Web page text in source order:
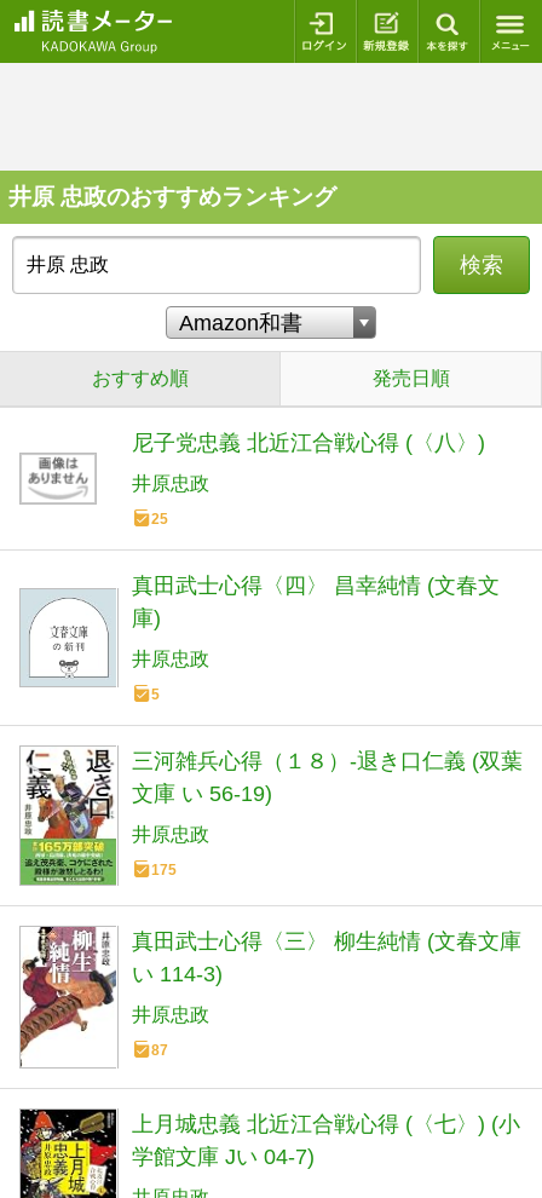
ログイン 新規登録
井原 忠政のおすすめランキング
検索
おすすめ順 発売日順
尼子党忠義 北近江合戦心得 (〈八〉)
井原忠政
25
真田武士心得〈四〉 昌幸純情 (文春文
庫)
井原忠政
5
三河雑兵心得（１８）-退き口仁義 (双葉
文庫 い 56-19)
井原忠政
175
真田武士心得〈三〉 柳生純情 (文春文庫
い 114-3)
井原忠政
87
上月城忠義 北近江合戦心得 (〈七〉) (小
学館文庫 Jい 04-7)